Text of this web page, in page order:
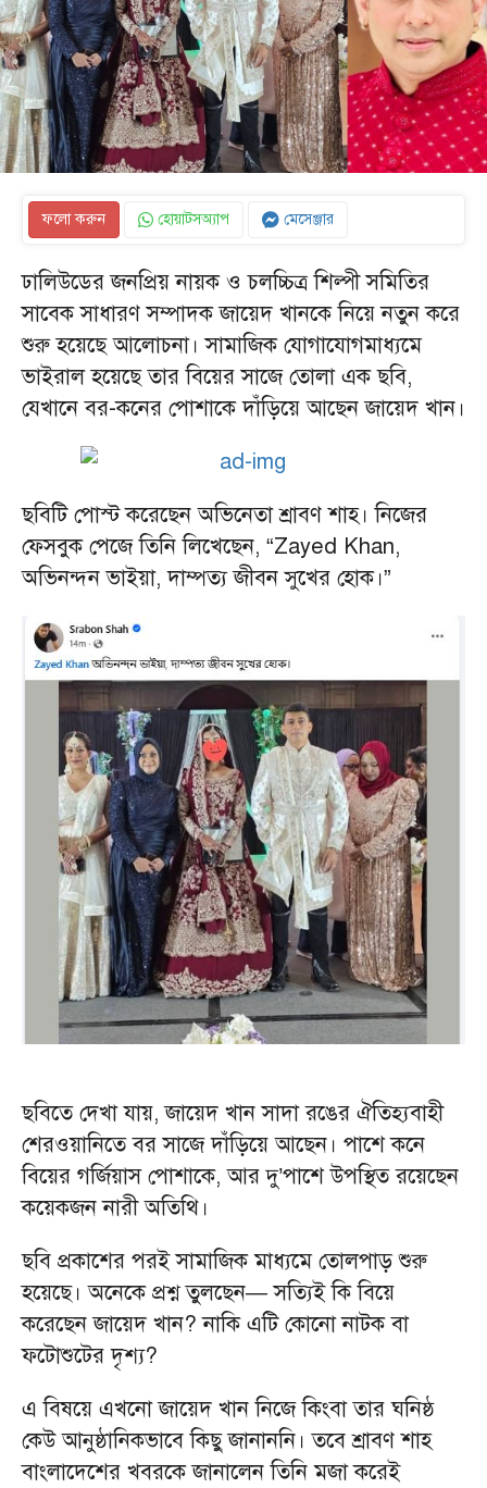
ফলো করুন হোয়াটসঅ্যাপ মেসেঞ্জার
ঢালিউডের জনপ্রিয় নায়ক ও চলচ্চিত্র শিল্পী সমিতির
সাবেক সাধারণ সম্পাদক জায়েদ খানকে নিয়ে নতুন করে
শুরু হয়েছে আলোচনা। সামাজিক যোগাযোগমাধ্যমে
ভাইরাল হয়েছে তার বিয়ের সাজে তোলা এক ছবি,
যেখানে বর-কনের পোশাকে দাঁড়িয়ে আছেন জায়েদ খান।
ছবিটি পোস্ট করেছেন অভিনেতা শ্রাবণ শাহ। নিজের
ফেসবুক পেজে তিনি লিখেছেন, “Zayed Khan,
অভিনন্দন ভাইয়া, দাম্পত্য জীবন সুখের হোক।”
ছবিতে দেখা যায়, জায়েদ খান সাদা রঙের ঐতিহ্যবাহী
শেরওয়ানিতে বর সাজে দাঁড়িয়ে আছেন। পাশে কনে
বিয়ের গর্জিয়াস পোশাকে, আর দু’পাশে উপস্থিত রয়েছেন
কয়েকজন নারী অতিথি।
ছবি প্রকাশের পরই সামাজিক মাধ্যমে তোলপাড় শুরু
হয়েছে। অনেকে প্রশ্ন তুলছেন— সত্যিই কি বিয়ে
করেছেন জায়েদ খান? নাকি এটি কোনো নাটক বা
ফটোশুটের দৃশ্য?
এ বিষয়ে এখনো জায়েদ খান নিজে কিংবা তার ঘনিষ্ঠ
কেউ আনুষ্ঠানিকভাবে কিছু জানাননি। তবে শ্রাবণ শাহ
বাংলাদেশের খবরকে জানালেন তিনি মজা করেই